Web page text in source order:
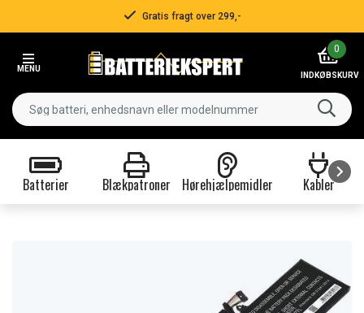
Gratis fragt over 299,-
MENU
0
INDKØBSKURV
Batterier Blækpatroner Hørehjælpemidler Kabler